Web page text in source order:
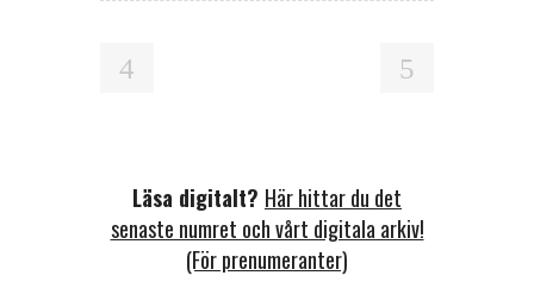
Läsa digitalt? Här hittar du det
senaste numret och vårt digitala arkiv!
(För prenumeranter)